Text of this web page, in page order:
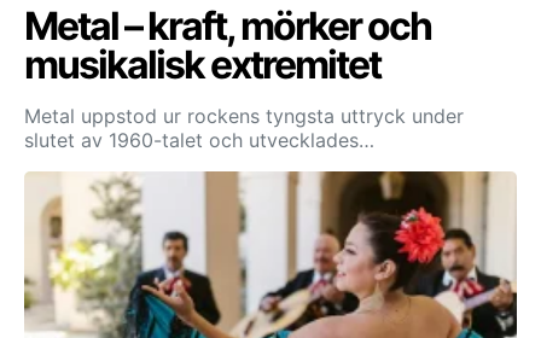
Metal – kraft, mörker och
musikalisk extremitet
Metal uppstod ur rockens tyngsta uttryck under
slutet av 1960-talet och utvecklades…